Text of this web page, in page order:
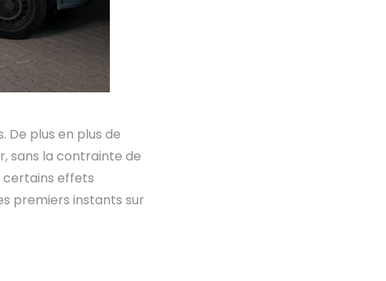
De plus en plus de
sans la contrainte de
certains effets
premiers instants sur